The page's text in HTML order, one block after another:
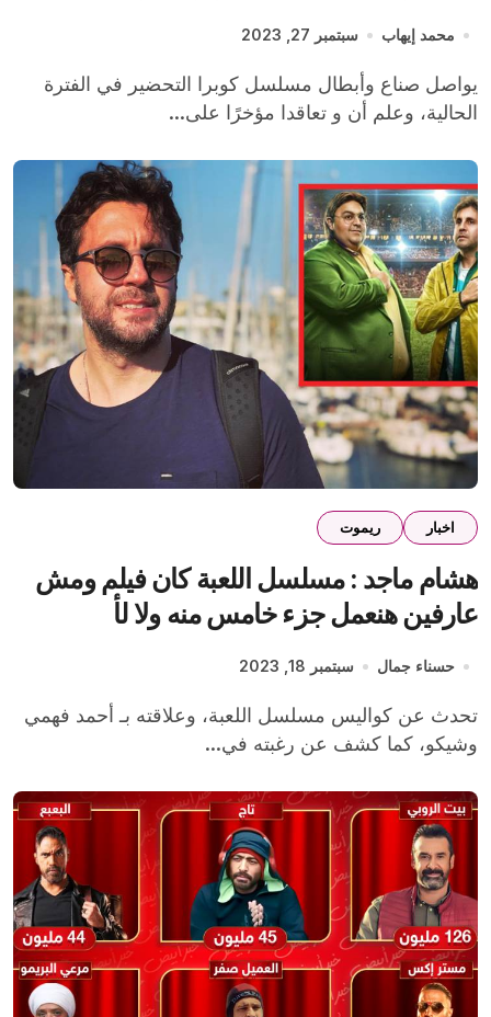
محمد إيهاب سبتمبر 27, 2023
يواصل صناع وأبطال مسلسل كوبرا التحضير في الفترة
الحالية، وعلم أن و تعاقدا مؤخرًا على...
اخبار ريموت
هشام ماجد : مسلسل اللعبة كان فيلم ومش
عارفين هنعمل جزء خامس منه ولا لأ
حسناء جمال سبتمبر 18, 2023
تحدث عن كواليس مسلسل اللعبة، وعلاقته بـ أحمد فهمي
وشيكو، كما كشف عن رغبته في...